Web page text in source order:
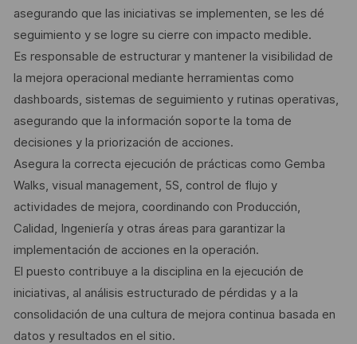
asegurando que las iniciativas se implementen, se les dé
seguimiento y se logre su cierre con impacto medible.
Es responsable de estructurar y mantener la visibilidad de
la mejora operacional mediante herramientas como
dashboards, sistemas de seguimiento y rutinas operativas,
asegurando que la información soporte la toma de
decisiones y la priorización de acciones.
Asegura la correcta ejecución de prácticas como Gemba
Walks, visual management, 5S, control de flujo y
actividades de mejora, coordinando con Producción,
Calidad, Ingeniería y otras áreas para garantizar la
implementación de acciones en la operación.
El puesto contribuye a la disciplina en la ejecución de
iniciativas, al análisis estructurado de pérdidas y a la
consolidación de una cultura de mejora continua basada en
datos y resultados en el sitio.